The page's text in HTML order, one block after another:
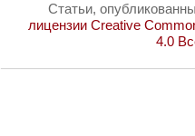
Статьи,
лицензии Creative
4.0